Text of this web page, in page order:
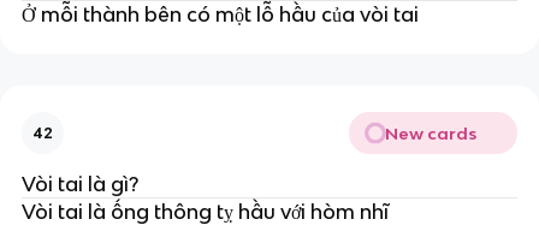
Ở mỗi thành bên có một lỗ hầu của vòi tai
42 New cards
Vòi tai là gì?
Vòi tai là ống thông tỵ hầu với hòm nhĩ